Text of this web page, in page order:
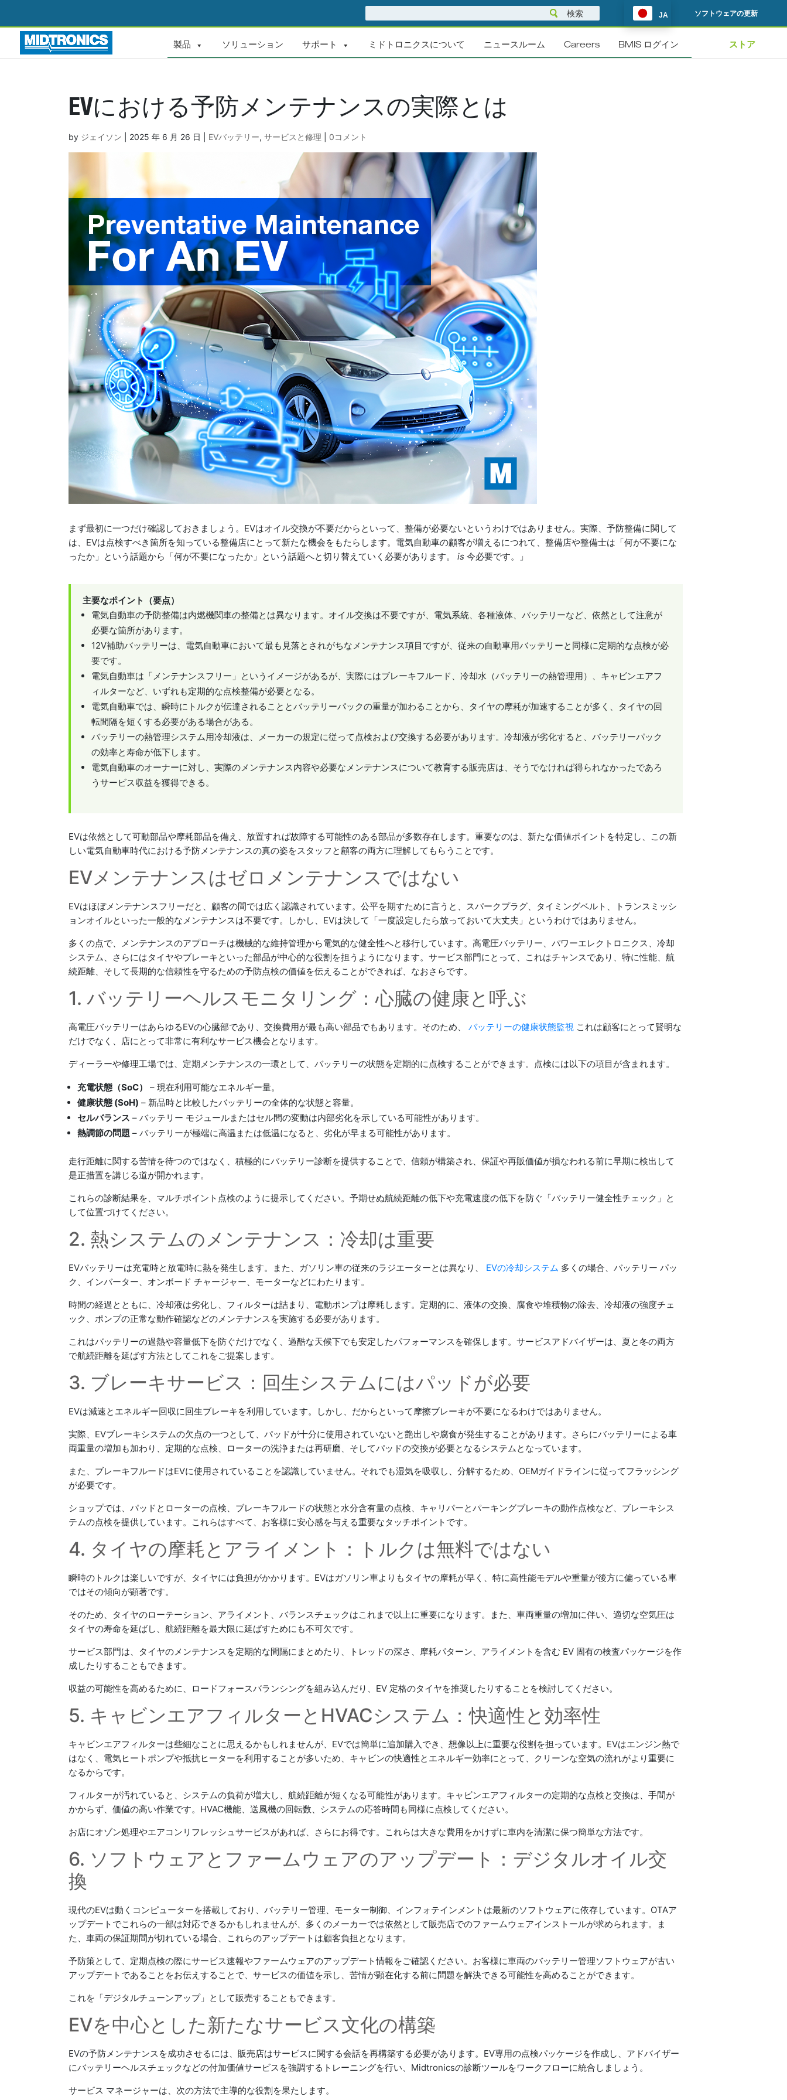
JA ソフトウェアの更新
製品 ソリューション サポート ミドトロニクスについて ニュースルーム Careers BMIS ログイン ストア
EVにおける予防メンテナンスの実際とは
by ジェイソン 2025 年 6 月 26 日 EVバッテリー, サービスと修理 0コメント
まず最初に一つだけ確認しておきましょう。EVはオイル交換が不要だからといって、整備が必要ないというわけではありません。実際、予防整備に関して
は、EVは点検すべき箇所を知っている整備店にとって新たな機会をもたらします。電気自動車の顧客が増えるにつれて、整備店や整備士は「何が不要にな
ったか」という話題から「何が不要になったか」という話題へと切り替えていく必要があります。 is 今必要です。」
主要なポイント（要点）
電気自動車の予防整備は内燃機関車の整備とは異なります。オイル交換は不要ですが、電気系統、各種液体、バッテリーなど、依然として注意が
必要な箇所があります。
12V補助バッテリーは、電気自動車において最も見落とされがちなメンテナンス項目ですが、従来の自動車用バッテリーと同様に定期的な点検が必
要です。
電気自動車は「メンテナンスフリー」というイメージがあるが、実際にはブレーキフルード、冷却水（バッテリーの熱管理用）、キャビンエアフ
ィルターなど、いずれも定期的な点検整備が必要となる。
電気自動車では、瞬時にトルクが伝達されることとバッテリーパックの重量が加わることから、タイヤの摩耗が加速することが多く、タイヤの回
転間隔を短くする必要がある場合がある。
バッテリーの熱管理システム用冷却液は、メーカーの規定に従って点検および交換する必要があります。冷却液が劣化すると、バッテリーパック
の効率と寿命が低下します。
電気自動車のオーナーに対し、実際のメンテナンス内容や必要なメンテナンスについて教育する販売店は、そうでなければ得られなかったであろ
うサービス収益を獲得できる。
EVは依然として可動部品や摩耗部品を備え、放置すれば故障する可能性のある部品が多数存在します。重要なのは、新たな価値ポイントを特定し、この新
しい電気自動車時代における予防メンテナンスの真の姿をスタッフと顧客の両方に理解してもらうことです。
EVメンテナンスはゼロメンテナンスではない
EVはほぼメンテナンスフリーだと、顧客の間では広く認識されています。公平を期すために言うと、スパークプラグ、タイミングベルト、トランスミッシ
ョンオイルといった一般的なメンテナンスは不要です。しかし、EVは決して「一度設定したら放っておいて大丈夫」というわけではありません。
多くの点で、メンテナンスのアプローチは機械的な維持管理から電気的な健全性へと移行しています。高電圧バッテリー、パワーエレクトロニクス、冷却
システム、さらにはタイヤやブレーキといった部品が中心的な役割を担うようになります。サービス部門にとって、これはチャンスであり、特に性能、航
続距離、そして長期的な信頼性を守るための予防点検の価値を伝えることができれば、なおさらです。
1. バッテリーヘルスモニタリング：心臓の健康と呼ぶ
高電圧バッテリーはあらゆるEVの心臓部であり、交換費用が最も高い部品でもあります。そのため、 バッテリーの健康状態監視 これは顧客にとって賢明な
だけでなく、店にとって非常に有利なサービス機会となります。
ディーラーや修理工場では、定期メンテナンスの一環として、バッテリーの状態を定期的に点検することができます。点検には以下の項目が含まれます。
充電状態（SoC）
– 現在利用可能なエネルギー量。
健康状態 (SoH) – 新品時と比較したバッテリーの全体的な状態と容量。
セルバランス – バッテリー モジュールまたはセル間の変動は内部劣化を示している可能性があります。
熱調節の問題 – バッテリーが極端に高温または低温になると、劣化が早まる可能性があります。
走行距離に関する苦情を待つのではなく、積極的にバッテリー診断を提供することで、信頼が構築され、保証や再販価値が損なわれる前に早期に検出して
是正措置を講じる道が開かれます。
これらの診断結果を、マルチポイント点検のように提示してください。予期せぬ航続距離の低下や充電速度の低下を防ぐ「バッテリー健全性チェック」と
して位置づけてください。
2. 熱システムのメンテナンス：冷却は重要
EVバッテリーは充電時と放電時に熱を発生します。また、ガソリン車の従来のラジエーターとは異なり、 EVの冷却システム 多くの場合、バッテリー パッ
ク、インバーター、オンボード チャージャー、モーターなどにわたります。
時間の経過とともに、冷却液は劣化し、フィルターは詰まり、電動ポンプは摩耗します。定期的に、液体の交換、腐食や堆積物の除去、冷却液の強度チェ
ック、ポンプの正常な動作確認などのメンテナンスを実施する必要があります。
これはバッテリーの過熱や容量低下を防ぐだけでなく、過酷な天候下でも安定したパフォーマンスを確保します。サービスアドバイザーは、夏と冬の両方
で航続距離を延ばす方法としてこれをご提案します。
3. ブレーキサービス：回生システムにはパッドが必要
EVは減速とエネルギー回収に回生ブレーキを利用しています。しかし、だからといって摩擦ブレーキが不要になるわけではありません。
実際、EVブレーキシステムの欠点の一つとして、パッドが十分に使用されていないと艶出しや腐食が発生することがあります。さらにバッテリーによる車
両重量の増加も加わり、定期的な点検、ローターの洗浄または再研磨、そしてパッドの交換が必要となるシステムとなっています。
また、ブレーキフルードはEVに使用されていることを認識していません。それでも湿気を吸収し、分解するため、OEMガイドラインに従ってフラッシング
が必要です。
ショップでは、パッドとローターの点検、ブレーキフルードの状態と水分含有量の点検、キャリパーとパーキングブレーキの動作点検など、ブレーキシス
テムの点検を提供しています。これらはすべて、お客様に安心感を与える重要なタッチポイントです。
4. タイヤの摩耗とアライメント：トルクは無料ではない
瞬時のトルクは楽しいですが、タイヤには負担がかかります。EVはガソリン車よりもタイヤの摩耗が早く、特に高性能モデルや重量が後方に偏っている車
ではその傾向が顕著です。
そのため、タイヤのローテーション、アライメント、バランスチェックはこれまで以上に重要になります。また、車両重量の増加に伴い、適切な空気圧は
タイヤの寿命を延ばし、航続距離を最大限に延ばすためにも不可欠です。
サービス部門は、タイヤのメンテナンスを定期的な間隔にまとめたり、トレッドの深さ、摩耗パターン、アライメントを含む EV 固有の検査パッケージを作
成したりすることもできます。
収益の可能性を高めるために、ロードフォースバランシングを組み込んだり、EV 定格のタイヤを推奨したりすることを検討してください。
5. キャビンエアフィルターとHVACシステム：快適性と効率性
キャビンエアフィルターは些細なことに思えるかもしれませんが、EVでは簡単に追加購入でき、想像以上に重要な役割を担っています。EVはエンジン熱で
はなく、電気ヒートポンプや抵抗ヒーターを利用することが多いため、キャビンの快適性とエネルギー効率にとって、クリーンな空気の流れがより重要に
なるからです。
フィルターが汚れていると、システムの負荷が増大し、航続距離が短くなる可能性があります。キャビンエアフィルターの定期的な点検と交換は、手間が
かからず、価値の高い作業です。HVAC機能、送風機の回転数、システムの応答時間も同様に点検してください。
お店にオゾン処理やエアコンリフレッシュサービスがあれば、さらにお得です。これらは大きな費用をかけずに車内を清潔に保つ簡単な方法です。
6. ソフトウェアとファームウェアのアップデート：デジタルオイル交
換
現代のEVは動くコンピューターを搭載しており、バッテリー管理、モーター制御、インフォテインメントは最新のソフトウェアに依存しています。OTAア
ップデートでこれらの一部は対応できるかもしれませんが、多くのメーカーでは依然として販売店でのファームウェアインストールが求められます。ま
た、車両の保証期間が切れている場合、これらのアップデートは顧客負担となります。
予防策として、定期点検の際にサービス速報やファームウェアのアップデート情報をご確認ください。お客様に車両のバッテリー管理ソフトウェアが古い
アップデートであることをお伝えすることで、サービスの価値を示し、苦情が顕在化する前に問題を解決できる可能性を高めることができます。
これを「デジタルチューンアップ」として販売することもできます。
EVを中心とした新たなサービス文化の構築
EVの予防メンテナンスを成功させるには、販売店はサービスに関する会話を再構築する必要があります。EV専用の点検パッケージを作成し、アドバイザー
にバッテリーヘルスチェックなどの付加価値サービスを強調するトレーニングを行い、Midtronicsの診断ツールをワークフローに統合しましょう。
サービス マネージャーは、次の方法で主導的な役割を果たします。